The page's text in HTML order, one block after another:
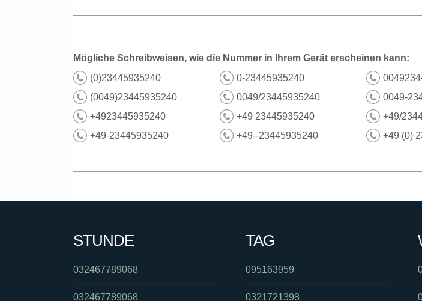
Mögliche Schreibweisen, wie die Nummer in Ihrem Gerät erscheinen kann:
(0)23445935240
0-23445935240
(0049)23445935240
0049/23445935240
0049-
+4923445935240
+49 23445935240
+49/
+49-23445935240
+49--23445935240 +49 (0)
STUNDE
032467789068
032467789068
TAG
095163959
0321721398